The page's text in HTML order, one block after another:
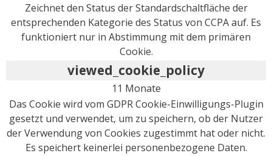
Zeichnet den Status der Standardschaltfläche der
entsprechenden Kategorie des Status von CCPA auf. Es
funktioniert nur in Abstimmung mit dem primären
Cookie.
viewed_cookie_policy
11 Monate
Das Cookie wird vom GDPR Cookie-Einwilligungs-Plugin
gesetzt und verwendet, um zu speichern, ob der Nutzer
der Verwendung von Cookies zugestimmt hat oder nicht.
Es speichert keinerlei personenbezogene Daten.